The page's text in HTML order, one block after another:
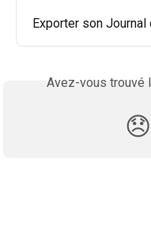
Exporter son Journal
Avez-vous trouvé
😞